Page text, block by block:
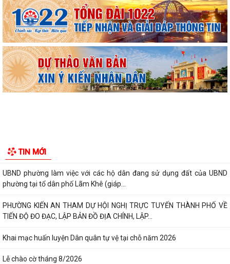
TIN MỚI
Hội nghị tập huấn công tác Đoàn và phong trào thanh thiếu nhi năm
2026
Công văn số: 20/CV-TYT của Trạm y tế phường v/v công khai số điện
thoại đường dây nóng tiếp nhận...
Lớp bồi dưỡng kiến thức An ninh phi truyền thống và Quản trị an ninh
phi truyền thống năm 2026
khai thực hiện Kế hoạch số...
UBND phường làm việc với các hộ dân đang sử dụng đất của UBND
phường tại tổ dân phố Lãm Khê (giáp...
PHƯỜNG KIẾN AN THAM DỰ HỘI NGHỊ TRỰC TUYẾN THÀNH PHỐ VỀ
TIẾN ĐỘ ĐO ĐẠC, LẬP BẢN ĐỒ ĐỊA CHÍNH, LẬP...
Khai mạc huấn luyện Dân quân tự vệ tại chỗ năm 2026
Lễ chào cờ tháng 8/2026